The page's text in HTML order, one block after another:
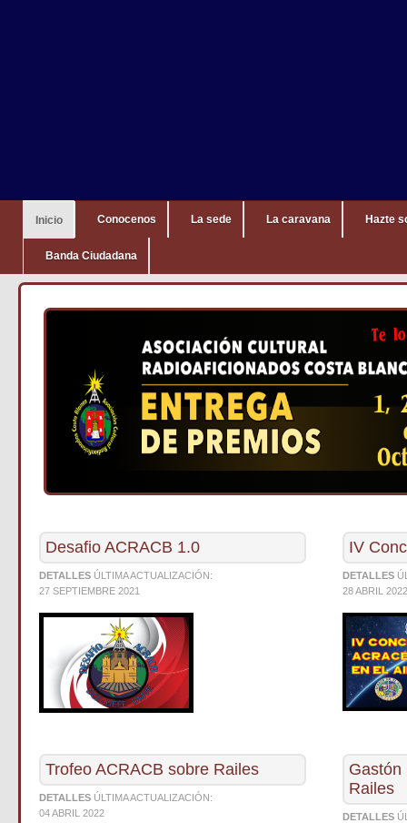
Inicio Conocenos La sede La caravana Hazte
Banda Ciudadana
Desafio ACRACB 1.0
DETALLES ÚLTIMA ACTUALIZACIÓN:
27 SEPTIEMBRE 2021
IV
DETALLES
28 ABRIL 2022
Trofeo ACRACB sobre Railes
DETALLES ÚLTIMA ACTUALIZACIÓN:
04 ABRIL 2022
Gastón
Railes
DETALLES